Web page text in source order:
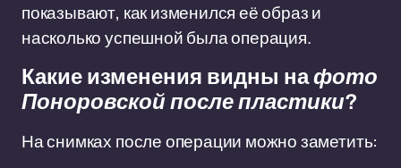
показывают, как изменился её образ и
насколько успешной была операция.
Какие изменения видны нафото
Поноровской после пластики?
На снимках после операции можно заметить: